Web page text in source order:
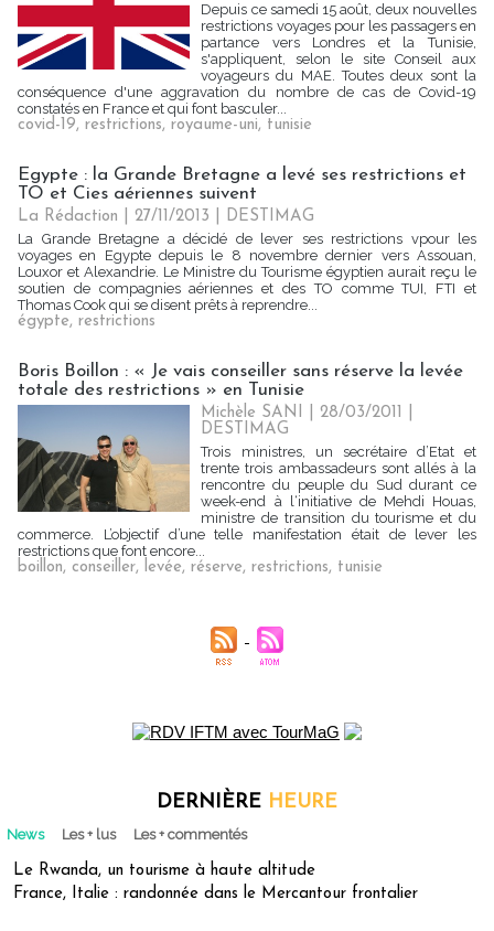
Depuis ce samedi 15 août, deux nouvelles
restrictions voyages pour les passagers en
partance vers Londres et la Tunisie,
s'appliquent, selon le site Conseil aux
voyageurs du MAE. Toutes deux sont la
conséquence d'une aggravation du nombre de cas de Covid-19
constatés en France et qui font basculer...
covid-19, restrictions, royaume-uni, tunisie
Egypte : la Grande Bretagne a levé ses restrictions et
TO et Cies aériennes suivent
La Rédaction | 27/11/2013
DESTIMAG
La Grande Bretagne a décidé de lever ses restrictions vpour les
voyages en Egypte depuis le 8 novembre dernier vers Assouan,
Louxor et Alexandrie. Le Ministre du Tourisme égyptien aurait reçu le
soutien de compagnies aériennes et des TO comme TUI, FTI et
Thomas Cook qui se disent prêts à reprendre...
égypte, restrictions
Boris Boillon : « Je vais conseiller sans réserve la levée
totale des restrictions » en Tunisie
Michèle SANI | 28/03/2011
DESTIMAG
Trois ministres, un secrétaire d’Etat et
trente trois ambassadeurs sont allés à la
rencontre du peuple du Sud durant ce
week-end à l‘initiative de Mehdi Houas,
ministre de transition du tourisme et du
commerce. L’objectif d’une telle manifestation était de lever les
restrictions que font encore...
boillon, conseiller, levée, réserve, restrictions, tunisie
DERNIÈRE HEURE
News Les + lus Les + commentés
Le Rwanda, un tourisme à haute altitude
France, Italie : randonnée dans le Mercantour frontalier